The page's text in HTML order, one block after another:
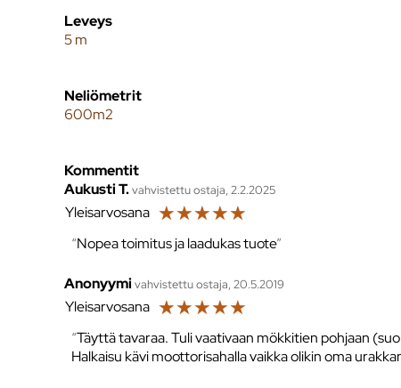
Leveys
5 m
Neliömetrit
600m2
Kommentit
Aukusti T.vahvistettu ostaja, 2.2.2025
Yleisarvosana ☆☆☆☆☆
Nopea toimitus ja laadukas tuote
Anonyymivahvistettu ostaja, 20.5.2019
Yleisarvosana ☆☆☆☆☆
Täyttä tavaraa. Tuli vaativaan mökkitien pohjaan
Halkaisu kävi moottorisahalla vaikka olikin oma